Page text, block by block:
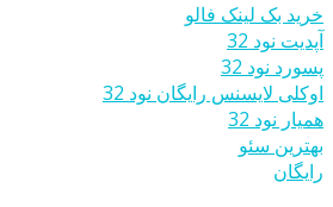
خرید بک لینک فالو
آپدیت نود 32
پسورد نود 32
اوکلی لایسنس رایگان نود 32
همیار نود 32
بهترین سئو
رایگان